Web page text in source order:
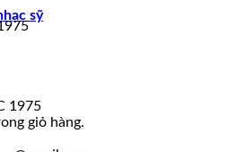
sỹ
giỏ hàng.
1975